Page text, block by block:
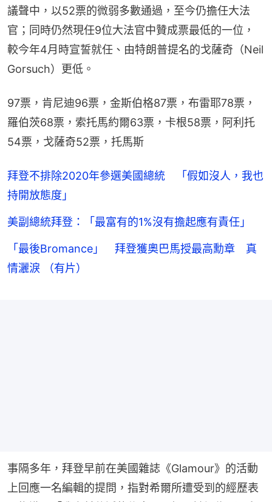
議聲中，以52票的微弱多數通過，至今仍擔任大法
官；同時仍然現任9位大法官中贊成票最低的一位，
較今年4月時宣誓就任、由特朗普提名的戈薩奇（Neil
Gorsuch）更低。
97票，肯尼迪96票，金斯伯格87票，布雷耶78票，
羅伯茨68票，索托馬約爾63票，卡根58票，阿利托
54票，戈薩奇52票，托馬斯
拜登不排除2020年參選美國總統 「假如沒人，我也
持開放態度」
美副總統拜登：「最富有的1%沒有擔起應有責任」
「最後Bromance」 拜登獲奧巴馬授最高勳章 真
情灑淚 （有片）
事隔多年，拜登早前在美國雜誌《Glamour》的活動
上回應一名編輯的提問，指對希爾所遭受到的經歷表